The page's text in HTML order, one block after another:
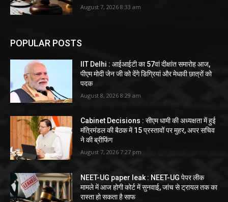
August 7, 2026 8:33 am
POPULAR POSTS
IIT Delhi : आईआईटी का 57वां दीक्षांत समारोह आज,
पीएम मोदी जेन जी को देंगे डिग्रियां और मेधावी छात्रों को
पदक
August 8, 2026 8:29 am
Cabinet Decisions : सीएम धामी की अध्यक्षता में हुई
मंत्रिमंडल की बैठक में 15 प्रस्तावों पर मुहर, अपर सचिव
ने की ब्रीफिंग
August 7, 2026 7:27 pm
NEET-UG paper leak : NEET-UG पेपर लीक
मामले में आज होगी कोर्ट में सुनवाई, जांच से ट्रायल तक का
रास्ता हो सकता है साफ